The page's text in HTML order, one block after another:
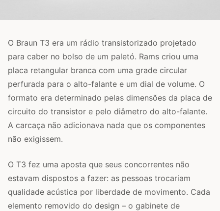
O Braun T3 era um rádio transistorizado projetado
para caber no bolso de um paletó. Rams criou uma
placa retangular branca com uma grade circular
perfurada para o alto-falante e um dial de volume. O
formato era determinado pelas dimensões da placa de
circuito do transistor e pelo diâmetro do alto-falante.
A carcaça não adicionava nada que os componentes
não exigissem.
O T3 fez uma aposta que seus concorrentes não
estavam dispostos a fazer: as pessoas trocariam
qualidade acústica por liberdade de movimento. Cada
elemento removido do design – o gabinete de